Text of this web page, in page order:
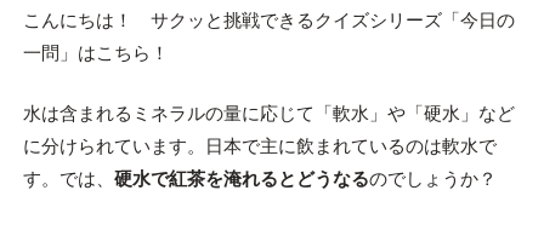
こんにちは！ サクッと挑戦できるクイズシリーズ「今日の
一問」はこちら！
水は含まれるミネラルの量に応じて「軟水」や「硬水」など
に分けられています。
日本で主に飲まれているのは軟水で
す。では、 硬水で紅茶を淹れるとどうなるのでしょうか？